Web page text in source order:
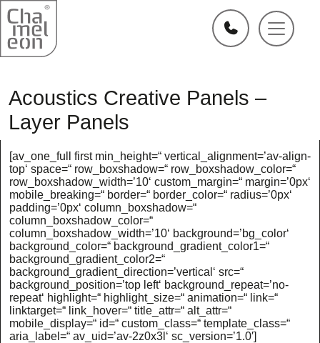
Acoustics Creative Panels –
Layer Panels
[av_one_full first min_height=“ vertical_alignment=’av-align-
top‘ space=“ row_boxshadow=“ row_boxshadow_color=“
row_boxshadow_width=’10‘ custom_margin=“ margin=’0px‘
mobile_breaking=“ border=“ border_color=“ radius=’0px‘
padding=’0px‘ column_boxshadow=“
column_boxshadow_color=“
column_boxshadow_width=’10‘ background=’bg_color‘
background_color=“ background_gradient_color1=“
background_gradient_color2=“
background_gradient_direction=’vertical‘ src=“
background_position=’top left‘ background_repeat=’no-
repeat‘ highlight=“ highlight_size=“ animation=“ link=“
linktarget=“ link_hover=“ title_attr=“ alt_attr=“
mobile_display=“ id=“ custom_class=“ template_class=“
aria_label=“ av_uid=’av-2z0x3l‘ sc_version=’1.0′]